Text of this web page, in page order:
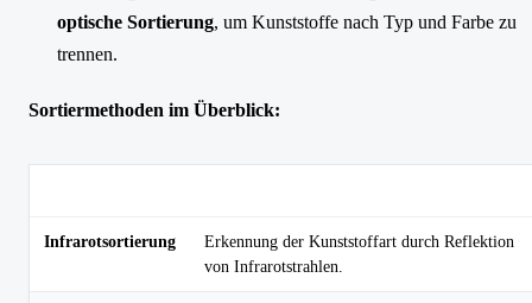
optische Sortierung, um Kunststoffe nach Typ und Farbe zu
trennen.
Sortiermethoden im Überblick:
Infrarotsortierung
Erkennung der Kunststoffart durch Reflektion
von Infrarotstrahlen.